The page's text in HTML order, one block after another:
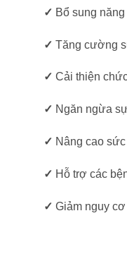
✓ Bổ sung
✓ Tăng cường
✓ Cải thiện
✓ Ngăn ngừa
✓ Nâng cao
✓ Hỗ trợ các
✓ Giảm nguy